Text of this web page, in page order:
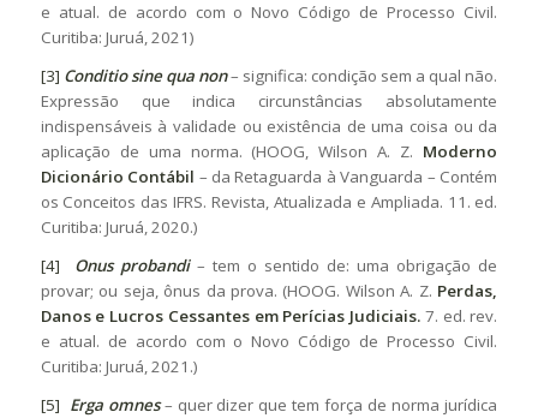
e atual. de acordo com o Novo Código de Processo Civil.
Curitiba: Juruá, 2021)
[3] Conditio sine qua non– significa: condição sem a qual não.
Expressão que indica circunstâncias absolutamente
indispensáveis à validade ou existência de uma coisa ou da
aplicação de uma norma. (HOOG, Wilson A. Z. Moderno
Dicionário Contábil – da Retaguarda à Vanguarda – Contém
os Conceitos das IFRS. Revista, Atualizada e Ampliada. 11. ed.
Curitiba: Juruá, 2020.)
[4]
Onus probandi– tem o sentido de: uma obrigação de
provar; ou seja, ônus da prova. (HOOG. Wilson A. Z. Perdas,
Danos e Lucros Cessantes em Perícias Judiciais. 7. ed. rev.
e atual. de acordo com o Novo Código de Processo Civil.
Curitiba: Juruá, 2021.)
[5] Erga omnes– quer dizer que tem força de norma jurídica